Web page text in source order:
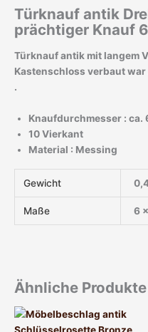
Türknauf antik
prächtiger Knauf
Türknauf antik mit langem
Kastenschloss verbaut
.
Knaufdurchmesser : ca.
10 Vierkant
Material : Messing
Gewicht
Maße 6
Ähnliche Produkte